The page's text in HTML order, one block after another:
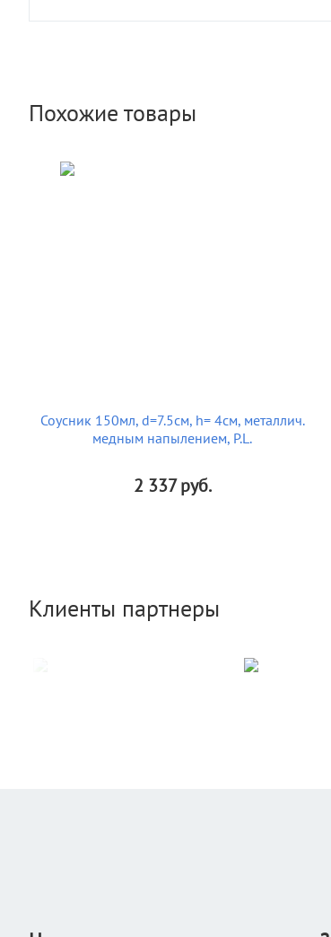
Похожие товары
Соусник 150мл, d=7.5см, h= 4см, металлич.
медным напылением, P.L.
2 337руб.
Клиенты партнеры